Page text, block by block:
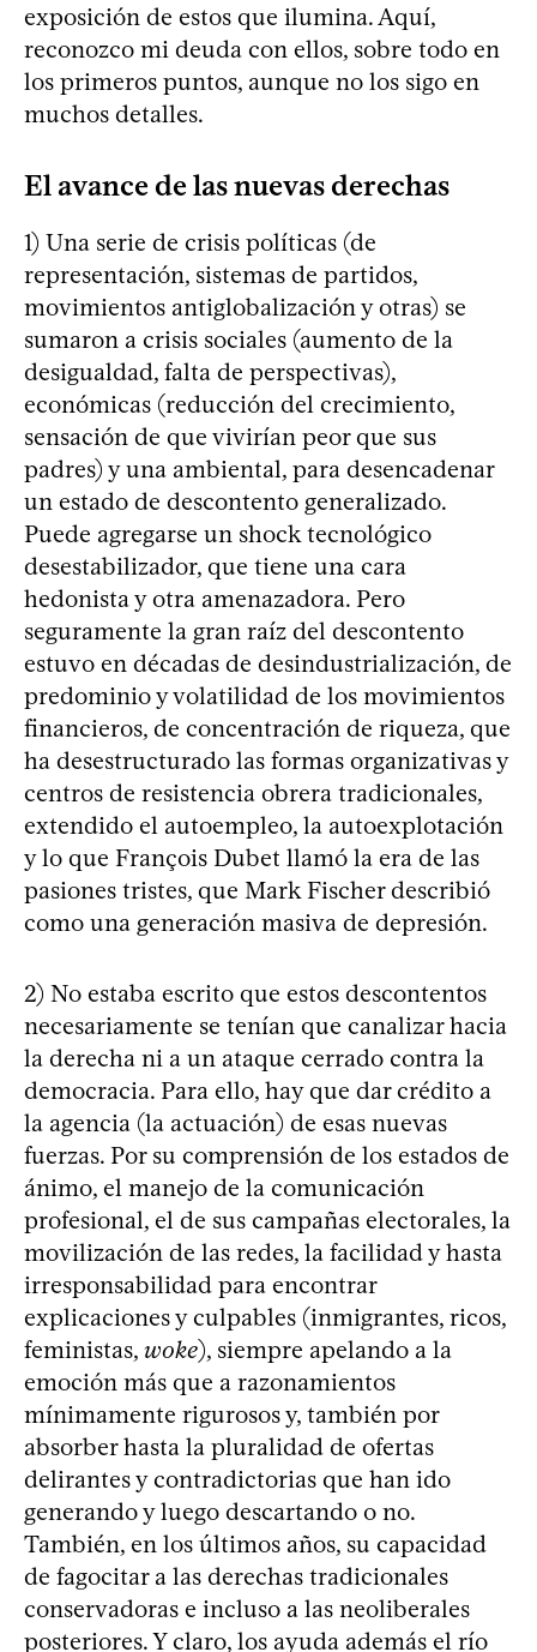
exposición de estos que ilumina. Aquí,
reconozco mi deuda con ellos, sobre todo en
los primeros puntos, aunque no los sigo en
muchos detalles.
El avance de las nuevas derechas
1) Una serie de crisis políticas (de
representación, sistemas de partidos,
movimientos antiglobalización y otras) se
sumaron a crisis sociales (aumento de la
desigualdad, falta de perspectivas),
económicas (reducción del crecimiento,
sensación de que vivirían peor que sus
padres) y una ambiental, para desencadenar
un estado de descontento generalizado.
Puede agregarse un shock tecnológico
desestabilizador, que tiene una cara
hedonista y otra amenazadora. Pero
seguramente la gran raíz del descontento
estuvo en décadas de desindustrialización, de
predominio y volatilidad de los movimientos
financieros, de concentración de riqueza, que
ha desestructurado las formas organizativas y
centros de resistencia obrera tradicionales,
extendido el autoempleo, la autoexplotación
y lo que François Dubet llamó la era de las
pasiones tristes, que Mark Fischer describió
como una generación masiva de depresión.
2) No estaba escrito que estos descontentos
necesariamente se tenían que canalizar hacia
la derecha ni a un ataque cerrado contra la
democracia. Para ello, hay que dar crédito a
la agencia (la actuación) de esas nuevas
fuerzas. Por su comprensión de los estados de
ánimo, el manejo de la comunicación
profesional, el de sus campañas electorales, la
movilización de las redes, la facilidad y hasta
irresponsabilidad para encontrar
explicaciones y culpables (inmigrantes, ricos,
feministas, woke), siempre apelando a la
emoción más que a razonamientos
mínimamente rigurosos y, también por
absorber hasta la pluralidad de ofertas
delirantes y contradictorias que han ido
generando y luego descartando o no.
También, en los últimos años, su capacidad
de fagocitar a las derechas tradicionales
conservadoras e incluso a las neoliberales
posteriores. Y claro, los ayuda además el río